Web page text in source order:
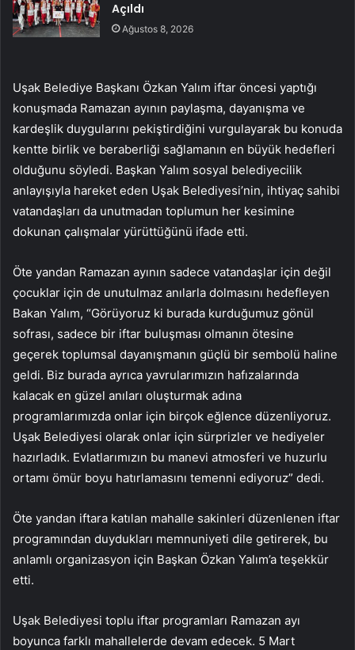
Açıldı
Ağustos 8, 2026
Uşak Belediye Başkanı Özkan Yalım iftar öncesi yaptığı
konuşmada Ramazan ayının paylaşma, dayanışma ve
kardeşlik duygularını pekiştirdiğini vurgulayarak bu konuda
kentte birlik ve beraberliği sağlamanın en büyük hedefleri
olduğunu söyledi. Başkan Yalım sosyal belediyecilik
anlayışıyla hareket eden Uşak Belediyesi’nin, ihtiyaç sahibi
vatandaşları da unutmadan toplumun her kesimine
dokunan çalışmalar yürüttüğünü ifade etti.
Öte yandan Ramazan ayının sadece vatandaşlar için değil
çocuklar için de unutulmaz anılarla dolmasını hedefleyen
Bakan Yalım, “Görüyoruz ki burada kurduğumuz gönül
sofrası, sadece bir iftar buluşması olmanın ötesine
geçerek toplumsal dayanışmanın güçlü bir sembolü haline
geldi. Biz burada ayrıca yavrularımızın hafızalarında
kalacak en güzel anıları oluşturmak adına
programlarımızda onlar için birçok eğlence düzenliyoruz.
Uşak Belediyesi olarak onlar için sürprizler ve hediyeler
hazırladık. Evlatlarımızın bu manevi atmosferi ve huzurlu
ortamı ömür boyu hatırlamasını temenni ediyoruz” dedi.
Öte yandan iftara katılan mahalle sakinleri düzenlenen iftar
programından duydukları memnuniyeti dile getirerek, bu
anlamlı organizasyon için Başkan Özkan Yalım’a teşekkür
etti.
Uşak Belediyesi toplu iftar programları Ramazan ayı
boyunca farklı mahallelerde devam edecek. 5 Mart